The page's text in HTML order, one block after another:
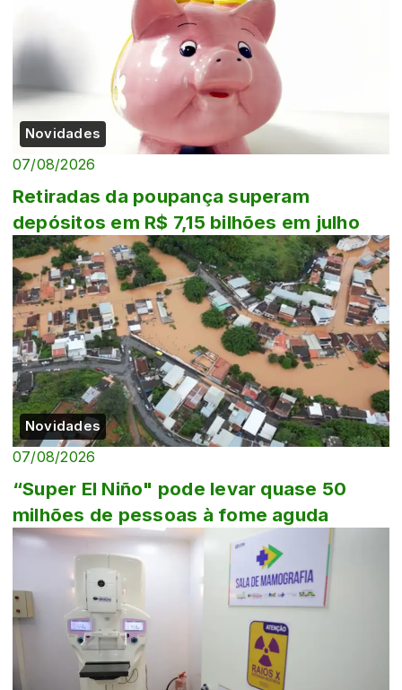
Novidades
07/08/2026
Retiradas da poupança superam
depósitos em R$ 7,15 bilhões em julho
Novidades
07/08/2026
“Super El Niño" pode levar quase 50
milhões de pessoas à fome aguda